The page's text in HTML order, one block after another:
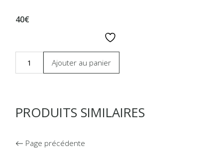
40€
Ajouter au panier
PRODUITS SIMILAIRES
Page précédente